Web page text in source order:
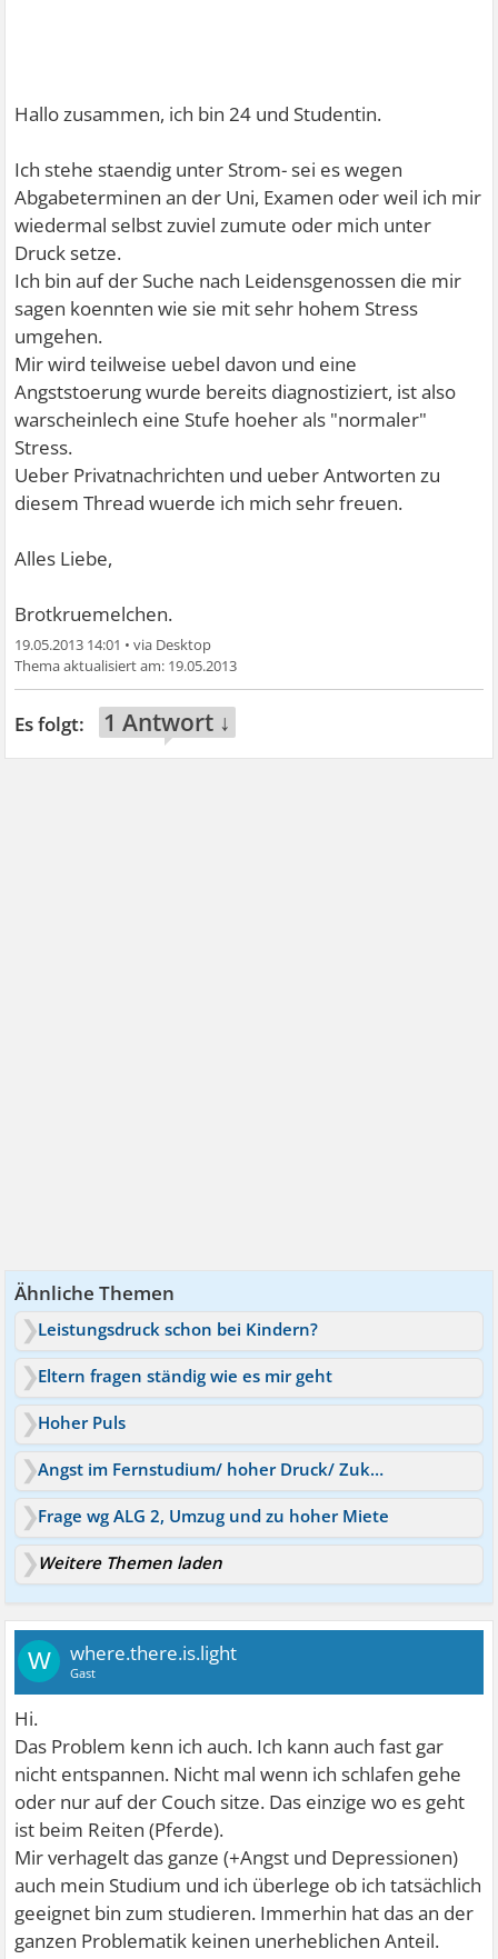
Hallo zusammen, ich bin 24 und Studentin.
Ich stehe staendig unter Strom- sei es wegen
Abgabeterminen an der Uni, Examen oder weil ich mir
wiedermal selbst zuviel zumute oder mich unter
Druck setze.
Ich bin auf der Suche nach Leidensgenossen die mir
sagen koennten wie sie mit sehr hohem Stress
umgehen.
Mir wird teilweise uebel davon und eine
Angststoerung wurde bereits diagnostiziert, ist also
warscheinlech eine Stufe hoeher als "normaler"
Stress.
Ueber Privatnachrichten und ueber Antworten zu
diesem Thread wuerde ich mich sehr freuen.
Alles Liebe,
Brotkruemelchen.
19.05.2013 14:01 •
19.05.2013
1 Antwort ↓
Ähnliche Themen
Leistungsdruck schon bei Kindern?
Eltern fragen ständig wie es mir geht
Hoher Puls
Angst im Fernstudium/ hoher Druck/ Zukunftsangst
Frage wg ALG 2, Umzug und zu hoher Miete
Weitere Themen laden
W where.there.is.light
Gast
Hi.
Das Problem kenn ich auch. Ich kann auch fast gar
nicht entspannen. Nicht mal wenn ich schlafen gehe
oder nur auf der Couch sitze. Das einzige wo es geht
ist beim Reiten (Pferde).
Mir verhagelt das ganze (+Angst und Depressionen)
auch mein Studium und ich überlege ob ich tatsächlich
geeignet bin zum studieren. Immerhin hat das an der
ganzen Problematik keinen unerheblichen Anteil.